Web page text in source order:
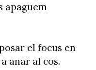
apaguem
el focus en
anar al cos.